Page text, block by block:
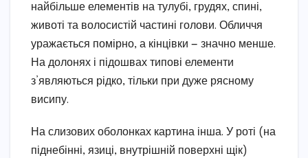
найбільше елементів на тулубі, грудях, спині,
животі та волосистій частині голови. Обличчя
уражається помірно, а кінцівки — значно менше.
На долонях і підошвах типові елементи
з’являються рідко, тільки при дуже рясному
висипу.
На слизових оболонках картина інша. У роті (на
піднебінні, язиці, внутрішній поверхні щік)